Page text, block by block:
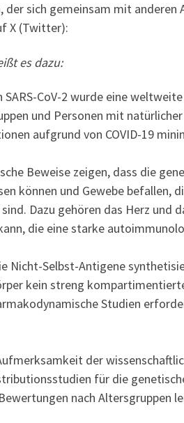
der sich gemeinsam mit
X (Twitter):
es dazu:
CoV-2 wurde eine
und Personen mit
aufgrund von COVID-19
Beweise zeigen, dass die
können und Gewebe befallen,
Dazu gehören das Herz und
die eine starke
Nicht-Selbst-Antigene
kein streng
Studien
der
für die
nach Altersgruppen